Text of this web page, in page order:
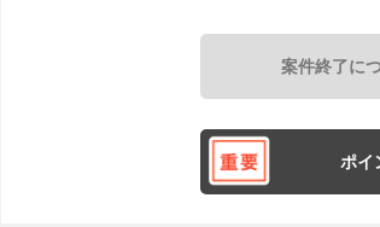
案件終了に
ポイ